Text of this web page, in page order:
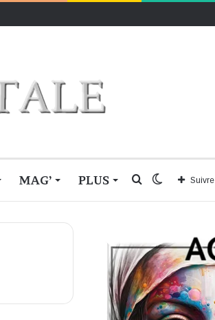
MAG’ PLUS Suivre
Switch
Rechercher